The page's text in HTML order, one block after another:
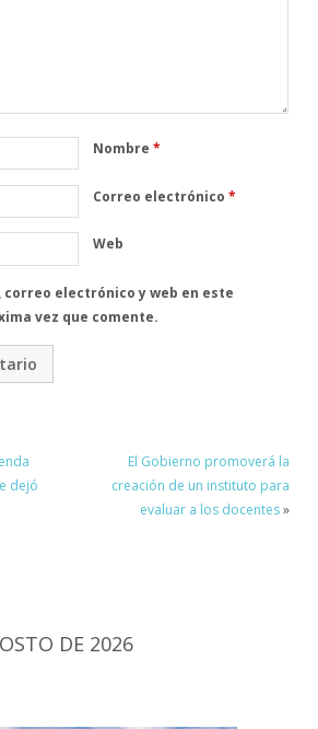
Nombre*
Correo electrónico*
Web
correo electrónico y web en este
vez que comente.
dejó
El Gobierno promoverá la
creación de un instituto para
evaluar a los docentes»
DE 2026